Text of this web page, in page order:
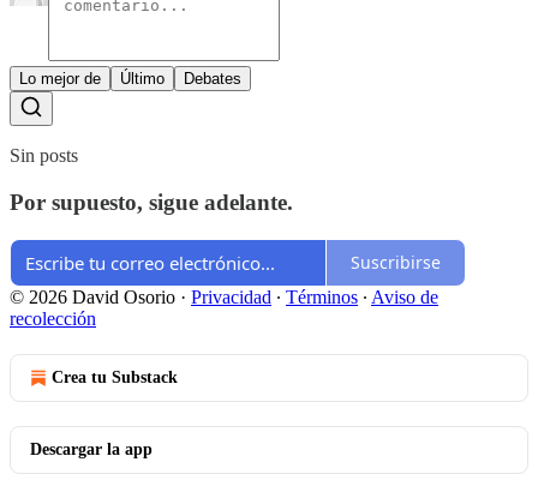
Lo mejor de Último Debates
Sin posts
Por supuesto, sigue adelante.
Suscribirse
© 2026 David Osorio · Privacidad ∙ Términos ∙ Aviso de
recolección
Crea tu Substack
Descargar la app